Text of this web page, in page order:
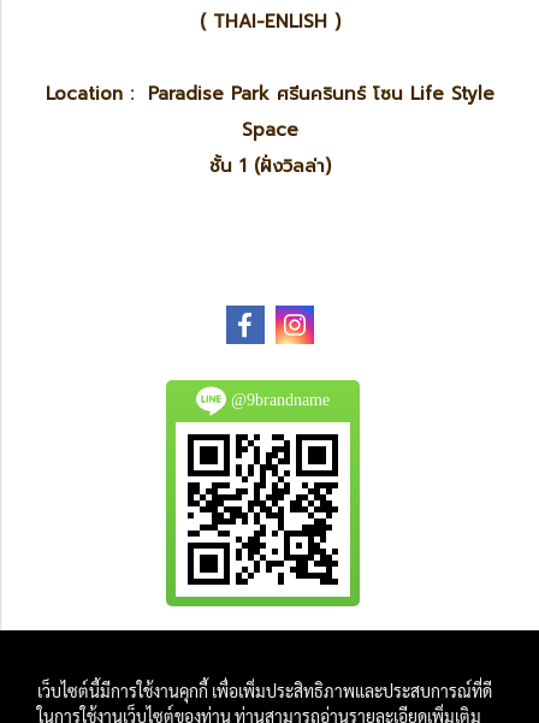
( THAI-ENLISH )
Location : Paradise Park ศรีนครินทร์ โซน Life Style
Space
ชั้น 1 (ฝั่งวิลล่า)
@9brandname
And
เว็บไซต์นี้มีการใช้งานคุกกี้ เพื่อเพิ่มประสิทธิภาพและประสบการณ์ที่ดี
ในการใช้งานเว็บไซต์ของท่าน ท่านสามารถอ่านรายละเอียดเพิ่มเติม